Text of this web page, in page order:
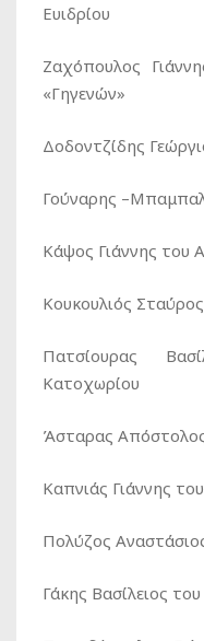
Ευιδρίου
Ζαχόπουλος
«Γηγενών»
Δοδοντζίδης
Γούναρης
Κάψος Γιάννης του
Κουκουλιός
Πατσίουρας
Κατοχωρίου
Άσταρας
Καπνιάς Γιάννης
Πολύζος
Γάκης Βασίλειος